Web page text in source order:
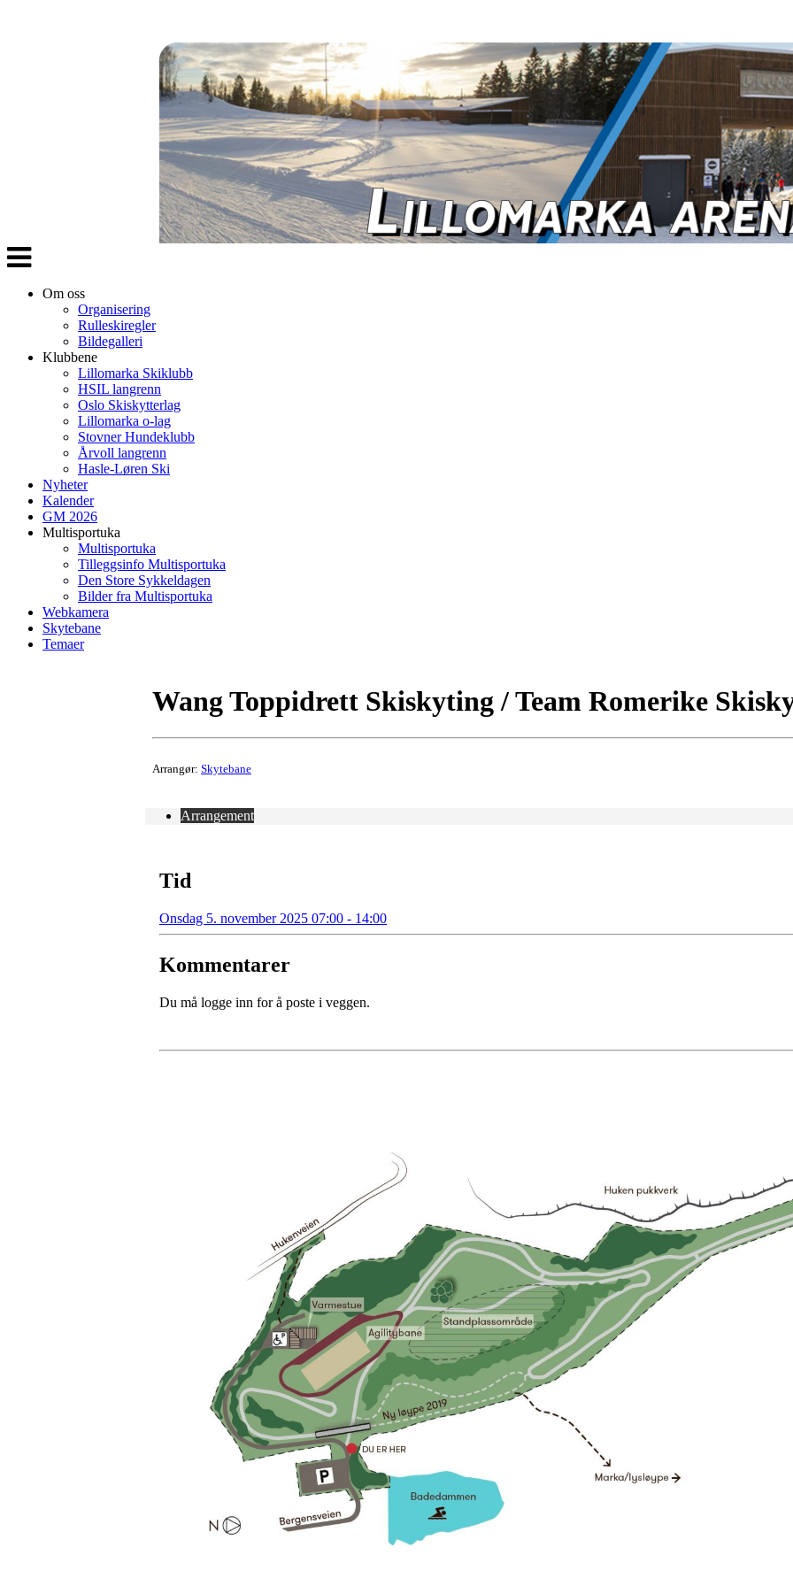
Veksle
navigasjon
Om oss
Organisering
Rulleskiregler
Bildegalleri
Klubbene
Lillomarka Skiklubb
HSIL langrenn
Oslo Skiskytterlag
Lillomarka o-lag
Stovner Hundeklubb
Årvoll langrenn
Hasle-Løren Ski
Nyheter
Kalender
GM 2026
Multisportuka
Multisportuka
Tilleggsinfo Multisportuka
Den Store Sykkeldagen
Bilder fra Multisportuka
Webkamera
Skytebane
Temaer
Wang Toppidrett Skiskyting / Team Romerike
Arrangør: Skytebane
Arrangement
Tid
Onsdag 5. november 2025 07:00 - 14:00
Kommentarer
Du må logge inn for å poste i veggen.